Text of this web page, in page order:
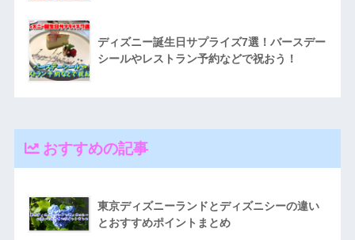
ディズニー誕生日サプライズ7選！バースデー
シールやレストラン予約などで祝おう！
おすすめの記事
東京ディズニーランドとディズニシーの違い
とおすすめポイントまとめ